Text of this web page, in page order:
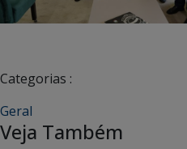
Categorias :
Geral
Veja Também